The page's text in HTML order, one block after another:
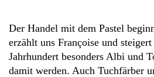
Der Handel mit dem Pastel
erzählt uns Françoise und
Jahrhundert besonders Albi und
damit werden. Auch Tuchfärber